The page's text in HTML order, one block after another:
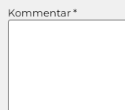
Kommentar*